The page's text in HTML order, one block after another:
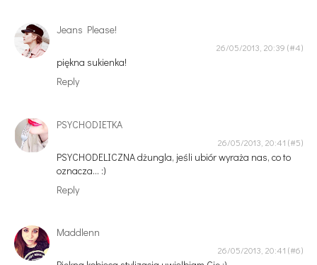
Jeans Please!
26/05/2013, 20:39
piękna sukienka!
Reply
PSYCHODIETKA
26/05/2013, 20:41
PSYCHODELICZNA dżungla, jeśli ubiór wyraża nas, co to
oznacza... :)
Reply
Maddlenn
26/05/2013, 20:41